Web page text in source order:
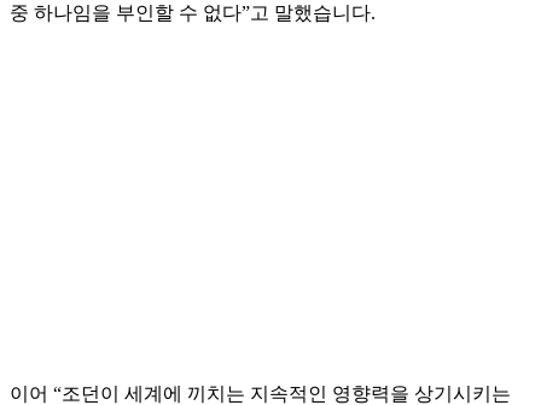
중 하나임을 부인할 수 없다”고 말했습니다.
이어 “조던이 세계에 끼치는 지속적인 영향력을 상기시키는